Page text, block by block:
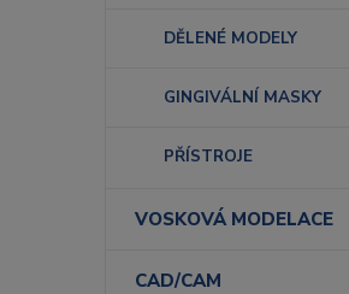
DĚLENÉ MODELY
GINGIVÁLNÍ MASKY
PŘÍSTROJE
VOSKOVÁ MODELACE
CAD/CAM